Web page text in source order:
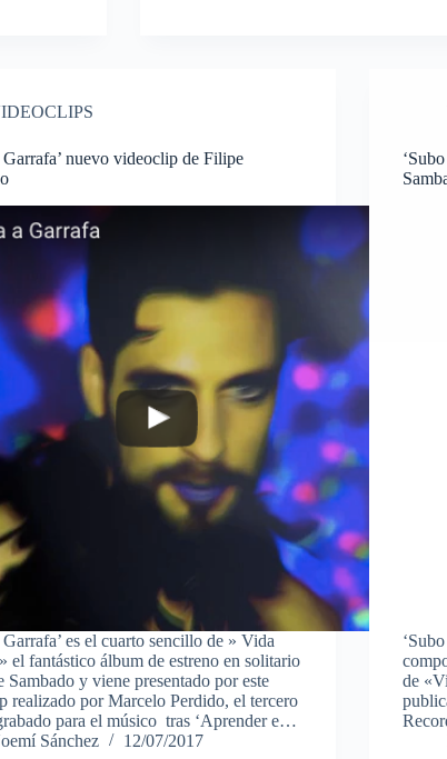
Garrafa’ nuevo videoclip de Filipe
Garrafa’ es el cuarto sencillo de » Vida
el fantástico álbum de estreno en solitario
Sambado y viene presentado por este
realizado por Marcelo Perdido, el tercero
para el músico tras ‘Aprender e…
Sánchez
12/07/2017
de